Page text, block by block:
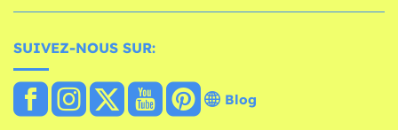
SUIVEZ-NOUS SUR:
Blog